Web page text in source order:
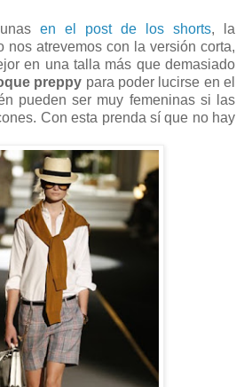
en el post de los shorts, la
nos atrevemos con la versión corta,
en una talla más que demasiado
preppy para poder lucirse en el
pueden ser muy femeninas si las
Con esta prenda sí que no hay